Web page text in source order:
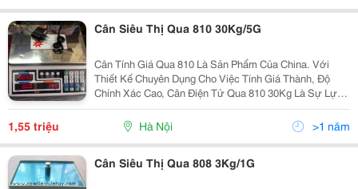
Cân Siêu Thị Qua 810 30Kg/5G
Cân Tính Giá Qua 810 Là Sản Phẩm Của China. Với
Thiết Kế Chuyên Dụng Cho Việc Tính Giá Thành, Độ
Chính Xác Cao, Cân Điện Tử Qua 810 30Kg Là Sự Lựa
Chọn Hàng Đầu Cho Các Hộ Kinh Doanh, Siêu Thị, Tạp
Hóa&Hellip; Đặc Điểm Nổi Bật: Thiết Kế Chắc
1,55 triệu Hà Nội >1 năm
Cân Siêu Thị Qua 808 3Kg/1G